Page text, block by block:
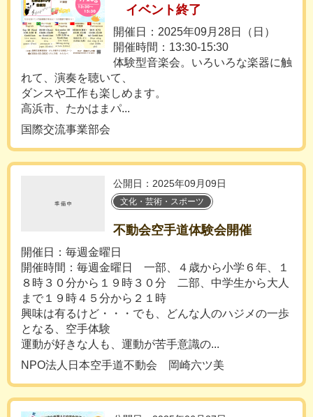
イベント終了
開催日：2025年09月28日（日）
開催時間：13:30‐15:30
体験型音楽会。いろいろな楽器に触
れて、演奏を聴いて、
ダンスや工作も楽しめます。
高浜市、たかはまパ...
国際交流事業部会
公開日：2025年09月09日
文化・芸術・スポーツ
不動会空手道体験会開催
開催日：毎週金曜日
開催時間：毎週金曜日 一部、４歳から小学６年、１
８時３０分から１９時３０分 二部、中学生から大人
まで１９時４５分から２１時
興味は有るけど・・・でも、どんな人のハジメの一歩
となる、空手体験
運動が好きな人も、運動が苦手意識の...
NPO法人日本空手道不動会 岡崎六ツ美